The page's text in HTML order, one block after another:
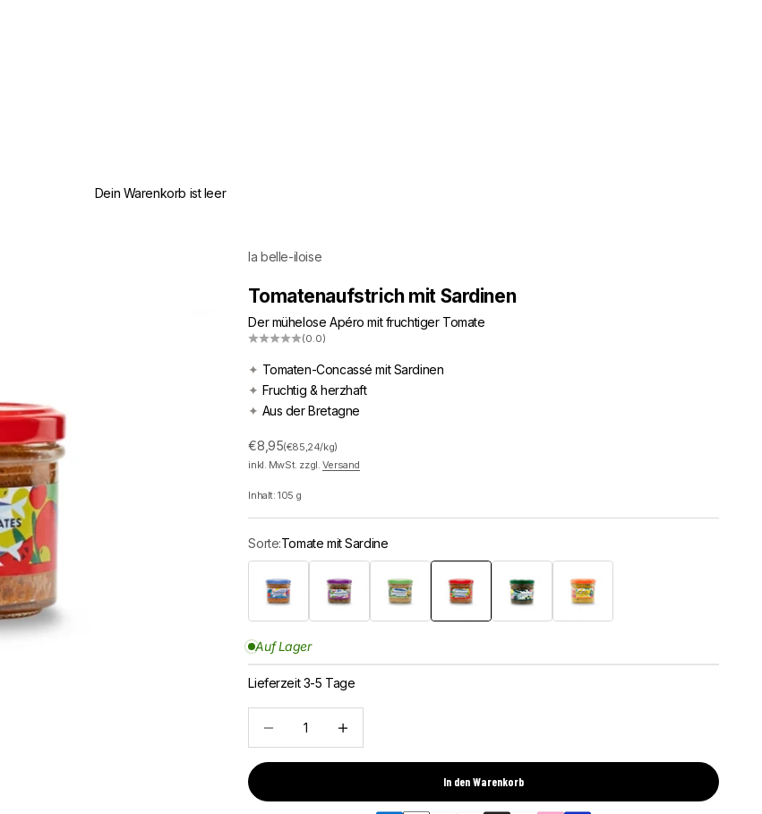
Dein Warenkorb ist leer
la belle-iloise
Tomatenaufstrich mit Sardinen
Der mühelose Apéro mit fruchtiger Tomate
(0.0)
✦ Tomaten-Concassé mit Sardinen
✦ Fruchtig & herzhaft
✦ Aus der Bretagne
Angebot
€8,95(€85,24/kg)
inkl. MwSt. zzgl. Versand
Inhalt:105 g
Sorte:Tomate mit Sardine
Auf Lager
Lieferzeit 3-5 Tage
In den Warenkorb